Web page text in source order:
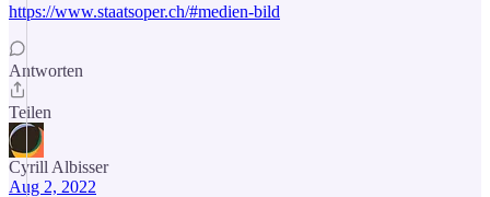
https://www.staatsoper.ch/#medien-bild
Antworten
Teilen
Cyrill Albisser
Aug 2, 2022